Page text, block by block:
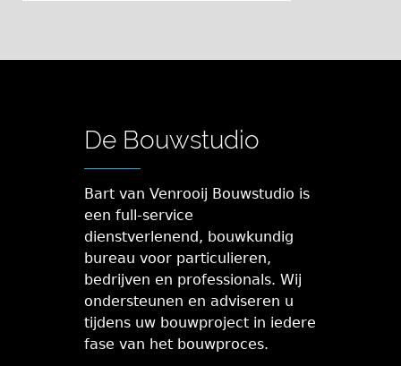
De Bouwstudio
Bart van Venrooij Bouwstudio is
een full-service
dienstverlenend, bouwkundig
bureau voor particulieren,
bedrijven en professionals. Wij
ondersteunen en adviseren u
tijdens uw bouwproject in iedere
fase van het bouwproces.